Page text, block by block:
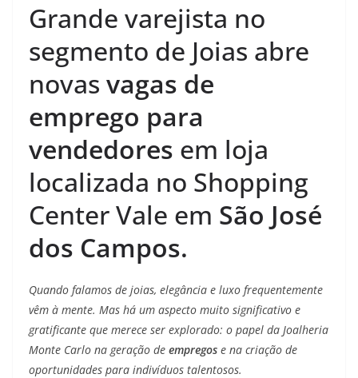
Grande varejista no
segmento de Joias abre
novas vagas de
emprego para
vendedores em loja
localizada no Shopping
Center Vale em São José
dos Campos.
Quando falamos de joias, elegância e luxo frequentemente
vêm à mente. Mas há um aspecto muito significativo e
gratificante que merece ser explorado: o papel da Joalheria
Monte Carlo na geração de empregos e na criação de
oportunidades para indivíduos talentosos.